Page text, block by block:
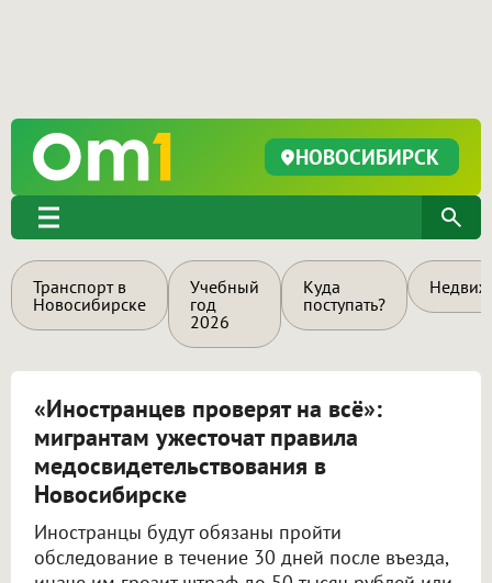
НОВОСИБИРСК
Транспорт в
Новосибирске
Учебный
год
2026
Куда
поступать?
«Иностранцев проверят на всё»:
мигрантам ужесточат правила
медосвидетельствования в
Новосибирске
Иностранцы будут обязаны пройти
обследование в течение 30 дней после въезда,